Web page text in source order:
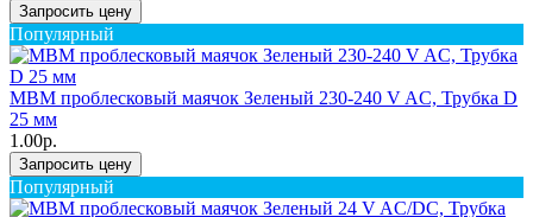
Запросить цену
Популярный
MBM проблесковый маячок Зеленый 230-240 V AC, Трубка D
25 мм
1.00р.
Запросить цену
Популярный